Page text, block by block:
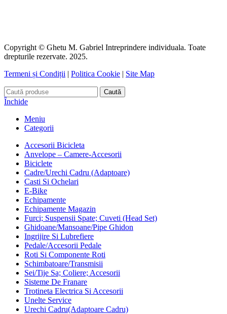
Copyright © Ghetu M. Gabriel Intreprindere individuala. Toate
drepturile rezervate. 2025.
Termeni și Condiții | Politica Cookie | Site Map
Caută
Închide
Meniu
Categorii
Accesorii Bicicleta
Anvelope – Camere-Accesorii
Biciclete
Cadre/Urechi Cadru (Adaptoare)
Casti Si Ochelari
E-Bike
Echipamente
Echipamente Magazin
Furci; Suspensii Spate; Cuveti (Head Set)
Ghidoane/Mansoane/Pipe Ghidon
Ingrijire Si Lubrefiere
Pedale/Accesorii Pedale
Roti Si Componente Roti
Schimbatoare/Transmisii
Sei/Tije Sa; Coliere; Accesorii
Sisteme De Franare
Trotineta Electrica Si Accesorii
Unelte Service
Urechi Cadru(Adaptoare Cadru)